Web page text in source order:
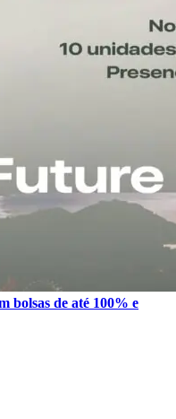
bolsas de até 100% e